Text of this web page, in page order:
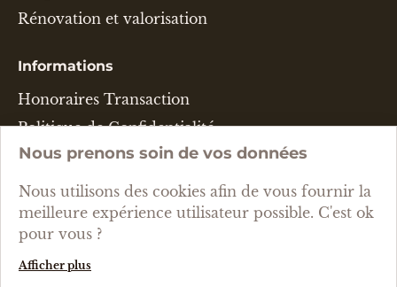
Rénovation et valorisation
Informations
Honoraires Transaction
Politique de Confidentialité
Mentions Légales & CGU
Gestion des cookies
Langue
Nous prenons soin de vos données
Nous utilisons des cookies afin de vous fournir la
meilleure expérience utilisateur possible. C'est ok
pour vous ?
Afficher plus